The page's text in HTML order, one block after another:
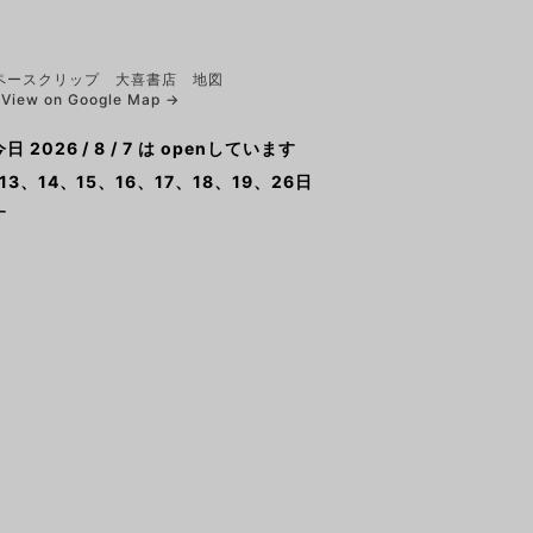
View on Google Map →
日 2026 / 8 / 7 は openしています
、14、15、16、17、18、19、26日